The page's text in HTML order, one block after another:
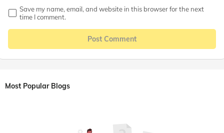
Save my name, email, and website in this browser for the next
time I comment.
Post Comment
Most Popular Blogs